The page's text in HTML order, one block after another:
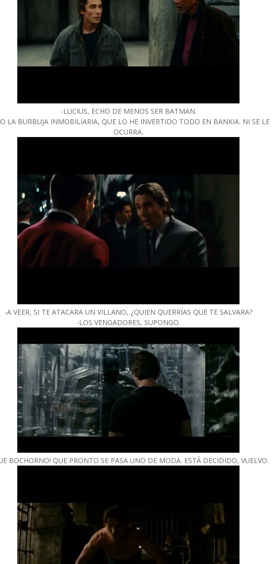
-LUCIUS, ECHO DE MENOS SER BATMAN.
LA BURBUJA INMOBILIARIA, QUE LO HE INVERTIDO TODO EN BANKIA. NI SE LE
OCURRA.
-A VEER, SI TE ATACARA UN VILLANO, ¿QUIEN QUERRÍAS QUE TE SALVARA?
-LOS VENGADORES, SUPONGO.
BOCHORNO! QUE PRONTO SE PASA UNO DE MODA. ESTÁ DECIDIDO, VUELVO.